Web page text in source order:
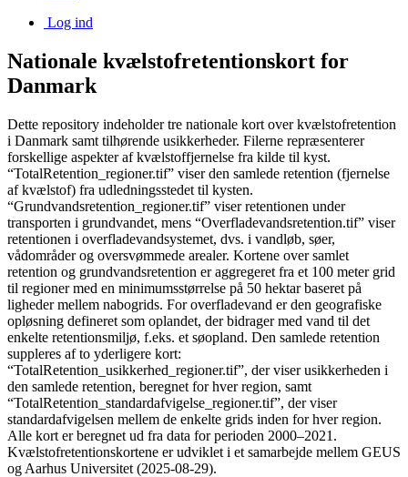
Log ind
Nationale kvælstofretentionskort for
Danmark
Dette repository indeholder tre nationale kort over kvælstofretention
i Danmark samt tilhørende usikkerheder. Filerne repræsenterer
forskellige aspekter af kvælstoffjernelse fra kilde til kyst.
“TotalRetention_regioner.tif” viser den samlede retention (fjernelse
af kvælstof) fra udledningsstedet til kysten.
“Grundvandsretention_regioner.tif” viser retentionen under
transporten i grundvandet, mens “Overfladevandsretention.tif” viser
retentionen i overfladevandsystemet, dvs. i vandløb, søer,
vådområder og oversvømmede arealer. Kortene over samlet
retention og grundvandsretention er aggregeret fra et 100 meter grid
til regioner med en minimumsstørrelse på 50 hektar baseret på
ligheder mellem nabogrids. For overfladevand er den geografiske
opløsning defineret som oplandet, der bidrager med vand til det
enkelte retentionsmiljø, f.eks. et søopland. Den samlede retention
suppleres af to yderligere kort:
“TotalRetention_usikkerhed_regioner.tif”, der viser usikkerheden i
den samlede retention, beregnet for hver region, samt
“TotalRetention_standardafvigelse_regioner.tif”, der viser
standardafvigelsen mellem de enkelte grids inden for hver region.
Alle kort er beregnet ud fra data for perioden 2000–2021.
Kvælstofretentionskortene er udviklet i et samarbejde mellem GEUS
og Aarhus Universitet (2025-08-29).